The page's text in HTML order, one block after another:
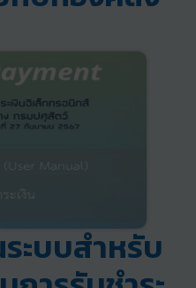
ะบบสําหรับ